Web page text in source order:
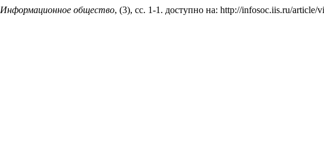
Информационное общество, (3), сс. 1-1. доступно на: http://infosoc.iis.ru/article/